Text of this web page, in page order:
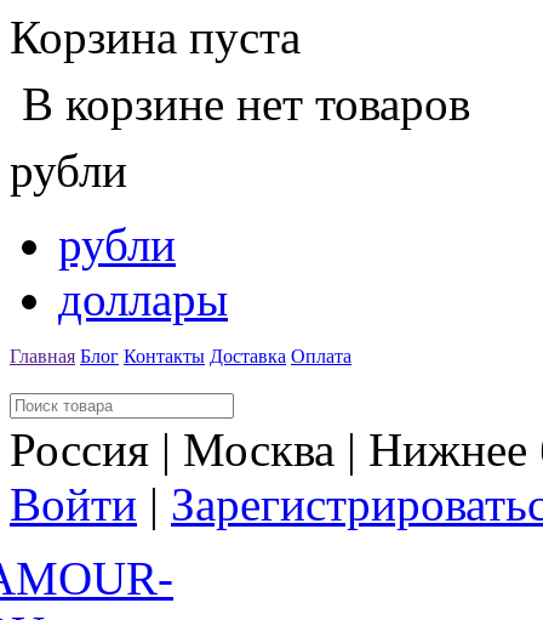
Корзина пуста
В корзине нет товаров
рубли
рубли
доллары
Главная Блог Контакты Доставка Оплата
Россия | Москва |
Войти |